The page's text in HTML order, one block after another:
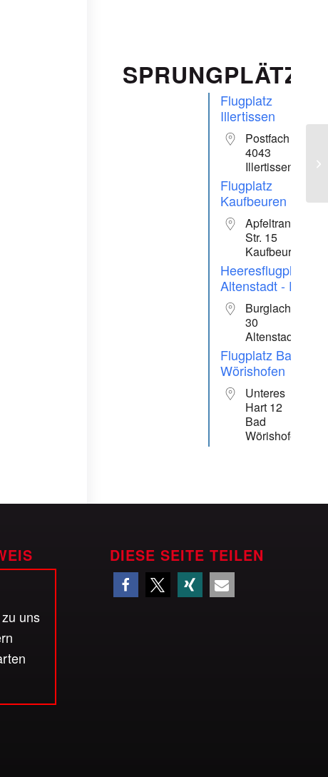
SPRUNGPLÄTZE
Flugplatz
Illertissen
Postfach
4043
Illertissen
Flugplatz
Kaufbeuren
Apfeltranger
Str. 15
Kaufbeuren
Heeresflugplatz
Altenstadt - ETHA
30
Altenstadt
Flugplatz Bad
Wörishofen
Unteres
Hart 12
Bad
Wörishofen
uns
DIESE SEITE TEILEN
4